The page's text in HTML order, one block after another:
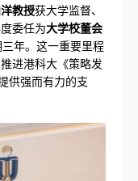
教授获大学监督、
委任为大学校董会
年。这一重要里程
进港科大《策略发
供强而有力的支